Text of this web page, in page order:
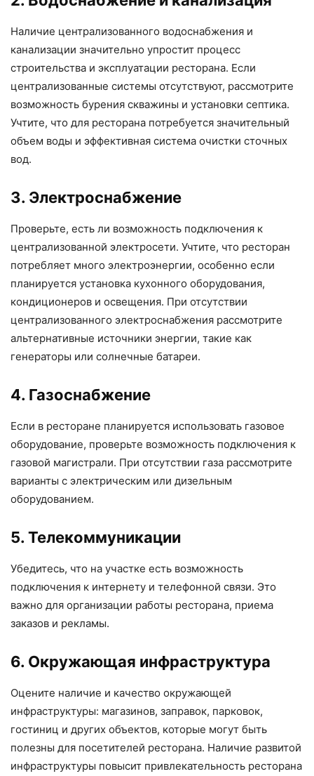
Наличие централизованного водоснабжения и
канализации значительно упростит процесс
строительства и эксплуатации ресторана. Если
централизованные системы отсутствуют, рассмотрите
возможность бурения скважины и установки септика.
Учтите, что для ресторана потребуется значительный
объем воды и эффективная система очистки сточных
вод.
3. Электроснабжение
Проверьте, есть ли возможность подключения к
централизованной электросети. Учтите, что ресторан
потребляет много электроэнергии, особенно если
планируется установка кухонного оборудования,
кондиционеров и освещения. При отсутствии
централизованного электроснабжения рассмотрите
альтернативные источники энергии, такие как
генераторы или солнечные батареи.
4. Газоснабжение
Если в ресторане планируется использовать газовое
оборудование, проверьте возможность подключения к
газовой магистрали. При отсутствии газа рассмотрите
варианты с электрическим или дизельным
оборудованием.
5. Телекоммуникации
Убедитесь, что на участке есть возможность
подключения к интернету и телефонной связи. Это
важно для организации работы ресторана, приема
заказов и рекламы.
6. Окружающая инфраструктура
Оцените наличие и качество окружающей
инфраструктуры: магазинов, заправок, парковок,
гостиниц и других объектов, которые могут быть
полезны для посетителей ресторана. Наличие развитой
инфраструктуры повысит привлекательность ресторана